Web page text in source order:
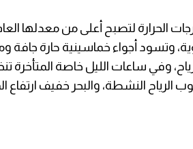
وتسود أجواء خماسينية حارة جافة
وفي ساعات الليل خاصة المتأخرة
النشطة، والبحر خفيف ارتفاع